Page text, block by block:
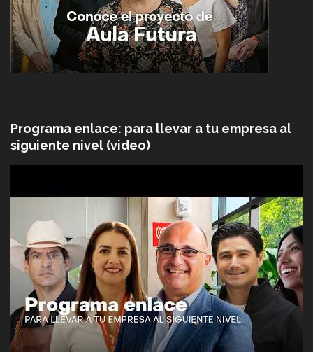
Programa enlace: para llevar a tu empresa al
siguiente nivel (video)